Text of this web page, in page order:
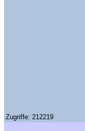
Zugriffe: 212219